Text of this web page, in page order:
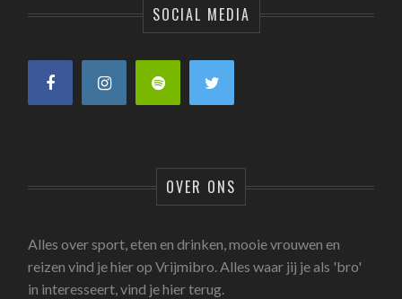
SOCIAL MEDIA
OVER ONS
Alles over sport, eten en drinken, mooie vrouwen en
reizen vind je hier op Vrijmibro. Alles waar jij je als 'bro'
in interesseert, vind je hier terug.